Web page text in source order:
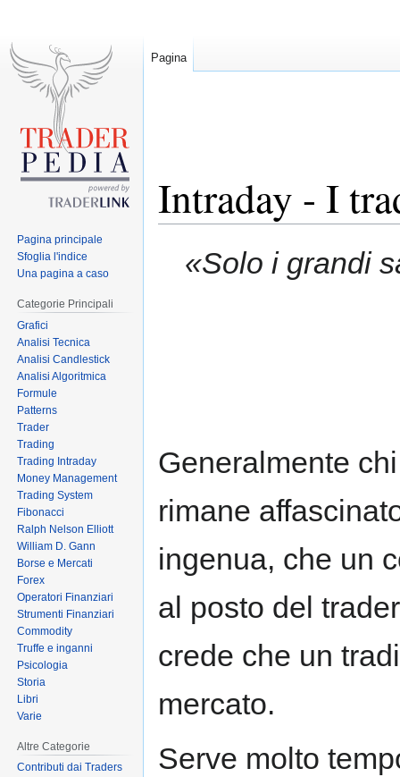
Intraday - I
«Solo i grandi
Generalmente
rimane
ingenua, che un
al posto del
crede che un
mercato.
Serve molto
Pagina
Pagina principale
Sfoglia l'indice
Una pagina a caso
Categorie Principali
Grafici
Analisi Tecnica
Analisi Candlestick
Analisi Algoritmica
Formule
Patterns
Trader
Trading
Trading Intraday
Money Management
Trading System
Fibonacci
Ralph Nelson Elliott
William D. Gann
Borse e Mercati
Forex
Operatori Finanziari
Strumenti Finanziari
Commodity
Truffe e inganni
Psicologia
Storia
Libri
Varie
Altre Categorie
Contributi dai Traders